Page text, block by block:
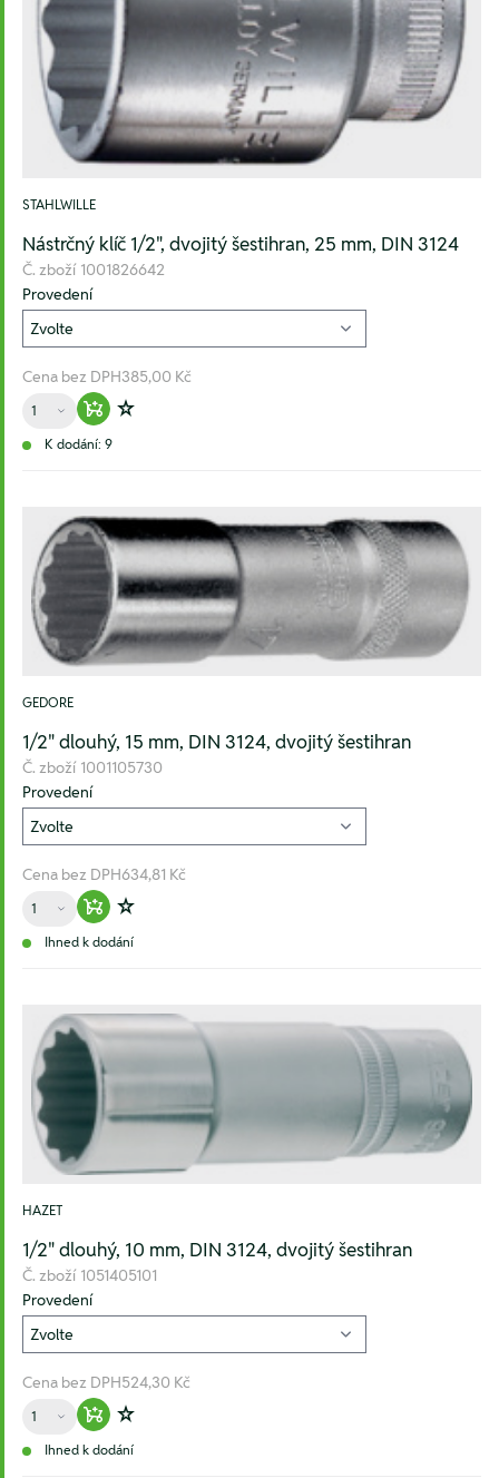
STAHLWILLE
Nástrčný klíč 1/2", dvojitý šestihran, 25 mm, DIN 3124
Č. zboží 1001826642
Provedení
Cena bez DPH385,00 Kč
Množství
Warenkorb hinzufügen
Zur Wunschliste hinzufügen
K dodání: 9
GEDORE
1/2" dlouhý, 15 mm, DIN 3124, dvojitý šestihran
Č. zboží 1001105730
Provedení
Cena bez DPH634,81 Kč
Množství
Warenkorb hinzufügen
Zur Wunschliste hinzufügen
Ihned k dodání
HAZET
1/2" dlouhý, 10 mm, DIN 3124, dvojitý šestihran
Č. zboží 1051405101
Provedení
Cena bez DPH524,30 Kč
Množství
Warenkorb hinzufügen
Zur Wunschliste hinzufügen
Ihned k dodání